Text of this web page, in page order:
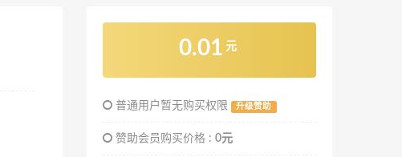
0.01 元
普通用户暂无购买权限 升级赞助
赞助会员购买价格 : 0元